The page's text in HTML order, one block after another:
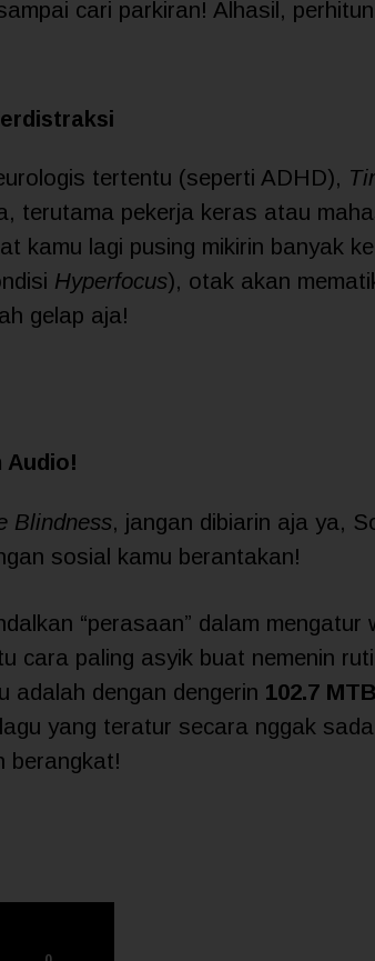
cari parkiran! Alhasil,
tertentu (seperti ADHD),
terutama pekerja keras atau
kamu lagi pusing mikirin banyak
Hyperfocus), otak akan
gelap aja!
Audio!
Blindness, jangan dibiarin aja ya,
sosial kamu berantakan!
“perasaan” dalam mengatur
cara paling asyik buat nemenin
dengan dengerin 102.7
yang teratur secara nggak
berangkat!